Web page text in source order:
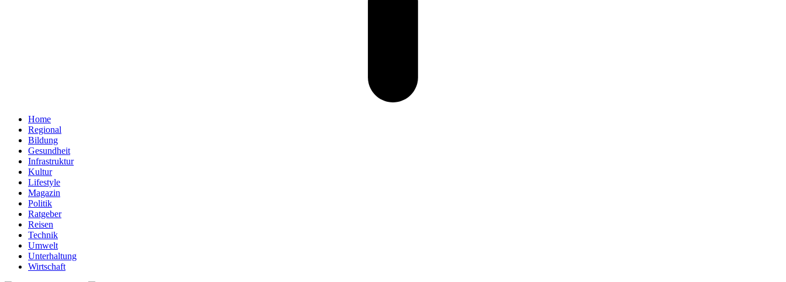
Home
Regional
Bildung
Gesundheit
Infrastruktur
Kultur
Lifestyle
Magazin
Politik
Ratgeber
Reisen
Technik
Umwelt
Unterhaltung
Wirtschaft